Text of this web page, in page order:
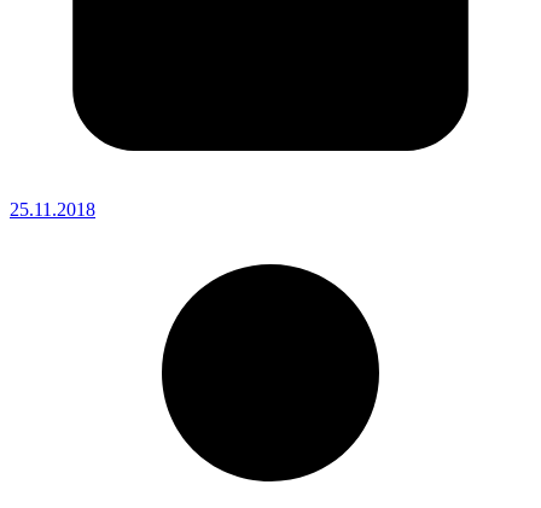
25.11.2018